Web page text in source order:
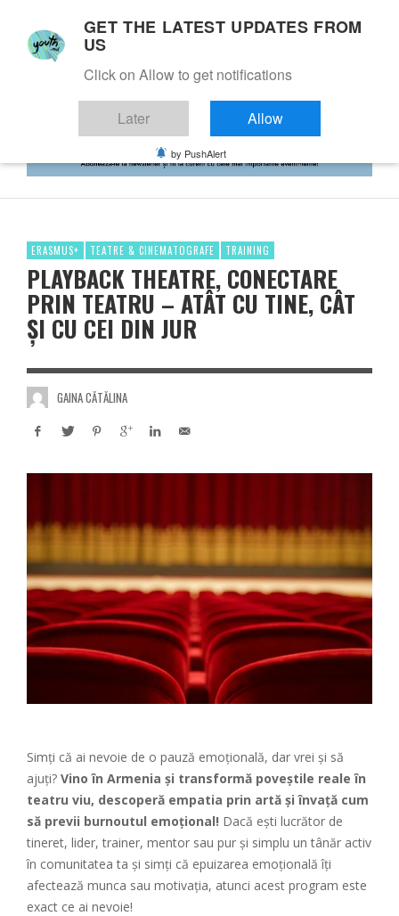
ERASMUS+ TEATRE & CINEMATOGRAFE TRAINING
PLAYBACK THEATRE, CONECTARE
PRIN TEATRU – ATÂT CU TINE, CÂT
ȘI CU CEI DIN JUR
GAINA CĂTĂLINA
Simți că ai nevoie de o pauză emoțională, dar vrei și să
ajuți? Vino în Armenia și transformă poveștile reale în
teatru viu, descoperă empatia prin artă și învață cum
să previi burnoutul emoțional! Dacă ești lucrător de
tineret, lider, trainer, mentor sau pur și simplu un tânăr activ
în comunitatea ta și simți că epuizarea emoțională îți
afectează munca sau motivația, atunci acest program este
exact ce ai nevoie!
GET THE LATEST UPDATES FROM
US
Click on Allow to get notifications
Later Allow
by PushAlert